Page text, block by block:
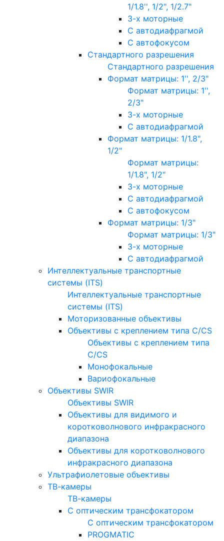
1/1.8'', 1/2", 1/2.7"
3-х моторные
С автодиафрагмой
С автофокусом
Стандартного разрешения
Стандартного разрешения
Формат матрицы: 1'', 2/3"
Формат матрицы: 1'',
2/3"
3-х моторные
С автодиафрагмой
Формат матрицы: 1/1.8",
1/2"
Формат матрицы:
1/1.8", 1/2"
3-х моторные
С автодиафрагмой
С автофокусом
Формат матрицы: 1/3"
Формат матрицы: 1/3"
3-х моторные
С автодиафрагмой
Интеллектуальные транспортные
системы (ITS)
Интеллектуальные транспортные
системы (ITS)
Моторизованные объективы
Объективы с креплением типа C/CS
Объективы с креплением типа
C/CS
Монофокальные
Вариофокальные
Объективы SWIR
Объективы SWIR
Объективы для видимого и
коротковолнового инфракрасного
диапазона
Объективы для коротковолнового
инфракрасного диапазона
Ультрафиолетовые объективы
ТВ-камеры
ТВ-камеры
С оптическим трансфокатором
С оптическим трансфокатором
PROGMATIC